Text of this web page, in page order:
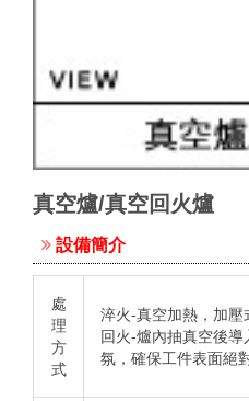
真空爐/真空回火爐
設備簡介
處
理
方
式
淬火-真空加熱，加壓
回火-爐內抽真空後
氛，確保工件表面絕